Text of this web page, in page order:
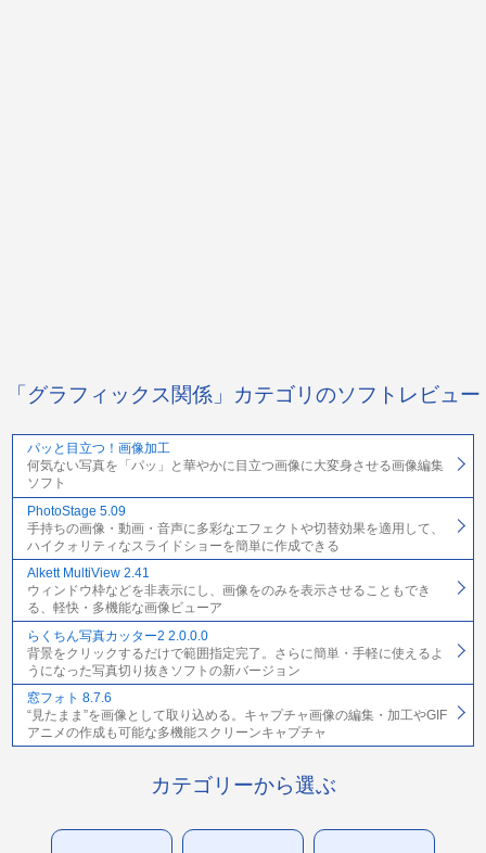
「グラフィックス関係」カテゴリのソフトレビュー
パッと目立つ！画像加工
何気ない写真を「パッ」と華やかに目立つ画像に大変身させる画像編集
ソフト
PhotoStage 5.09
手持ちの画像・動画・音声に多彩なエフェクトや切替効果を適用して、
ハイクォリティなスライドショーを簡単に作成できる
Alkett MultiView 2.41
ウィンドウ枠などを非表示にし、画像をのみを表示させることもでき
る、軽快・多機能な画像ビューア
らくちん写真カッター2 2.0.0.0
背景をクリックするだけで範囲指定完了。さらに簡単・手軽に使えるよ
うになった写真切り抜きソフトの新バージョン
窓フォト 8.7.6
“見たまま”を画像として取り込める。キャプチャ画像の編集・加工やGIF
アニメの作成も可能な多機能スクリーンキャプチャ
カテゴリーから選ぶ